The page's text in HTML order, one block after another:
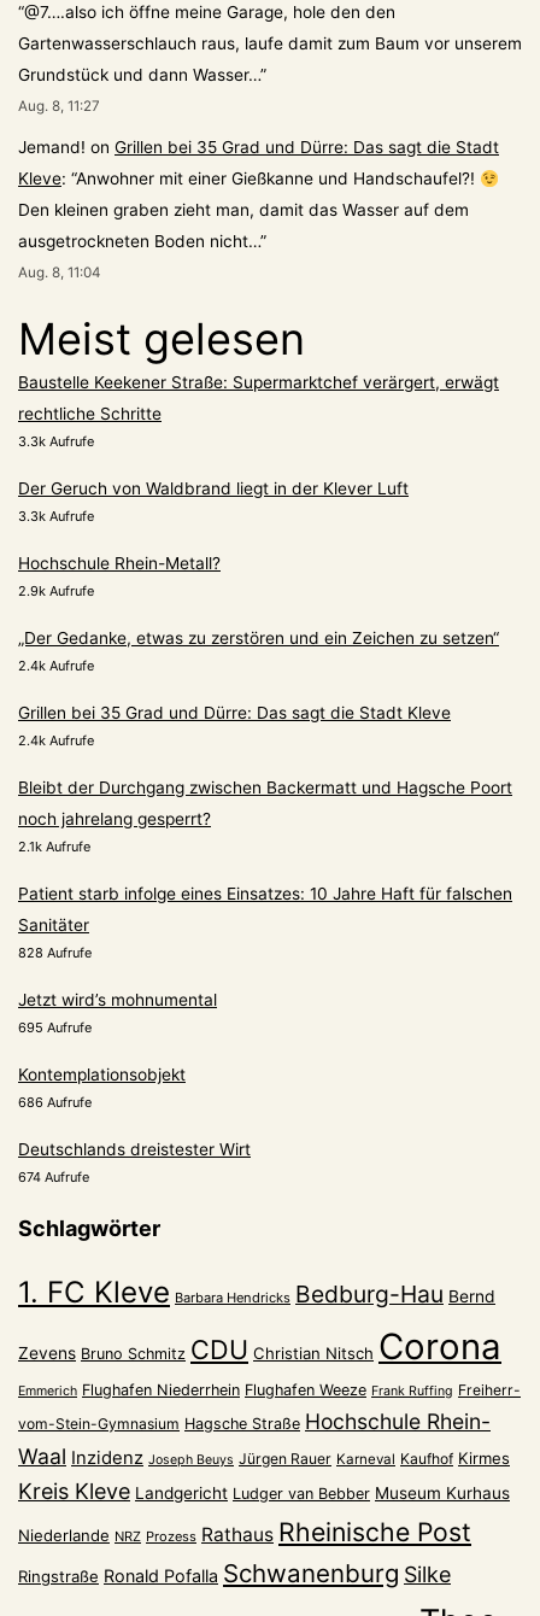
“@7….also ich öffne meine Garage, hole den den
Gartenwasserschlauch raus, laufe damit zum Baum vor unserem
Grundstück und dann Wasser…”
Aug. 8, 11:27
Jemand! on Grillen bei 35 Grad und Dürre: Das sagt die Stadt
Kleve: “Anwohner mit einer Gießkanne und Handschaufel?!
Den kleinen graben zieht man, damit das Wasser auf dem
ausgetrockneten Boden nicht…”
Aug. 8, 11:04
Meist gelesen
Baustelle Keekener Straße: Supermarktchef verärgert, erwägt
rechtliche Schritte
3.3k Aufrufe
Der Geruch von Waldbrand liegt in der Klever Luft
3.3k Aufrufe
Hochschule Rhein-Metall?
2.9k Aufrufe
„Der Gedanke, etwas zu zerstören und ein Zeichen zu setzen“
2.4k Aufrufe
Grillen bei 35 Grad und Dürre: Das sagt die Stadt Kleve
2.4k Aufrufe
Bleibt der Durchgang zwischen Backermatt und Hagsche Poort
noch jahrelang gesperrt?
2.1k Aufrufe
Patient starb infolge eines Einsatzes: 10 Jahre Haft für falschen
Sanitäter
828 Aufrufe
Jetzt wird’s mohnumental
695 Aufrufe
Kontemplationsobjekt
686 Aufrufe
Deutschlands dreistester Wirt
674 Aufrufe
Schlagwörter
1. FC Kleve Barbara Hendricks Bedburg-Hau Bernd
Zevens Bruno Schmitz CDU Christian Nitsch Corona
Emmerich Flughafen Niederrhein Flughafen Weeze Frank Ruffing Freiherr-
vom-Stein-Gymnasium Hagsche Straße Hochschule Rhein-
Waal Inzidenz Joseph Beuys Jürgen Rauer Karneval Kaufhof Kirmes
Kreis Kleve Landgericht Ludger van Bebber Museum Kurhaus
Niederlande NRZ Prozess Rathaus Rheinische Post
Ringstraße Ronald Pofalla Schwanenburg Silke